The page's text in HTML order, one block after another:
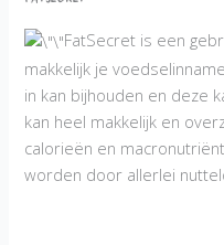
FatSecret is een
makkelijk je
in kan bijhouden en deze
kan heel makkelijk en
calorieën en
worden door allerlei